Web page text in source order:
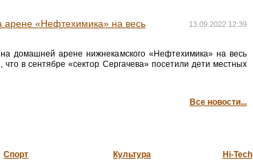
13.09.2022 12:39
арене «Нефтехимика» на весь
домашней арене нижнекамского «Нефтехимика» на весь
в сентябре «сектор Сергачева» посетили дети местных
Все новости...
Спорт
Культура
Hi-Tech